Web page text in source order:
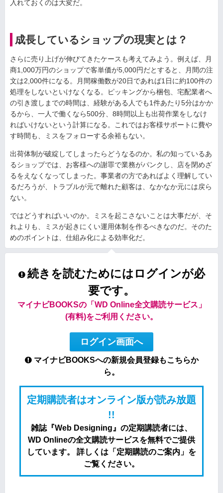
入れておくのは大変だ。
成長しているショップの現実とは？
さらに売り上げが伸びてきたケースも考えてみよう。例えば、月
商1,000万円のショップで客単価が5,000円だとすると、月間の注
文は2,000件になる。月間稼働数が20日であれば1日に約100件の
処理をしないといけなくなる。ピッキングから梱包、宅配業者へ
の引き渡しまでの時間は、経験がある人でも1件あたり5分はかか
るから、一人で働くなら500分、8時間以上も出荷作業をしなけ
ればいけないという計算になる。これではお客様サポートに費や
す時間も、ミスをフォローする余裕もない。
出荷体制が破綻してしまったらどうなるのか。私の知っているあ
るショップでは、お客様への謝罪で業務がパンクし、店を閉めざ
るをえなくなってしまった。事業者の方であればよく理解してい
るだろうが、トラブルが元で離れた顧客は、なかなか元には戻ら
ない。
ではどうすればいいのか。ミスを起こさないことは大事だが、そ
れよりも、ミスが起きにくい運用体制を作るべきなのだ。そのた
めのポイントは、仕組み化による効率化だ。
続きを読むためにはログインが必
要です。
マイナビBOOKSの「WD Online全文購読サービス」
(有料)をご利用ください。
ログイン画面へ
マイナビBOOKSへの新規会員登録もこちらか
ら。
定期購読者はオンライン版が読み放題
!!
雑誌『Web Designing』の定期講読者には、
WD Onlineの全文購読サービスを無料でご提供
しています。 詳しくは「定期購読のご案内」を
ご覧ください。